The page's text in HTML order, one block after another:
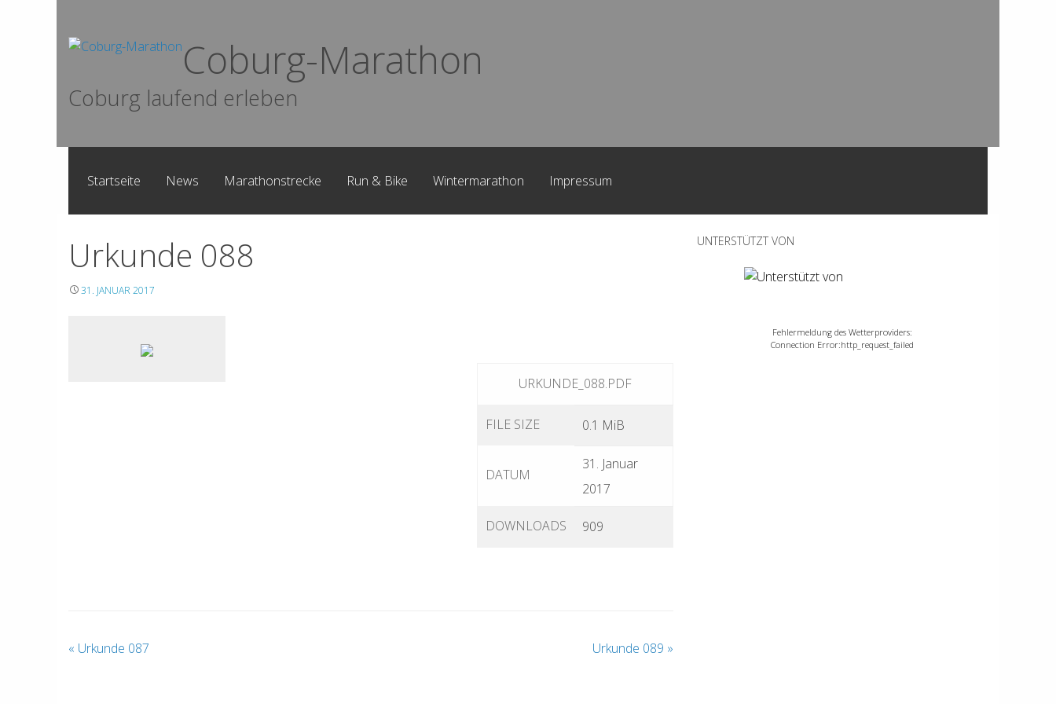
Coburg-Marathon
Coburg laufend erleben
Startseite News Marathonstrecke Run & Bike Wintermarathon Impressum
Urkunde 088
31. JANUAR 2017
URKUNDE_088.PDF
FILE SIZE 0.1 MiB
DATUM
31. Januar
2017
DOWNLOADS 909
« Urkunde 087 Urkunde 089 »
UNTERSTÜTZT VON
Fehlermeldung des Wetterproviders:
Connection Error:http_request_failed